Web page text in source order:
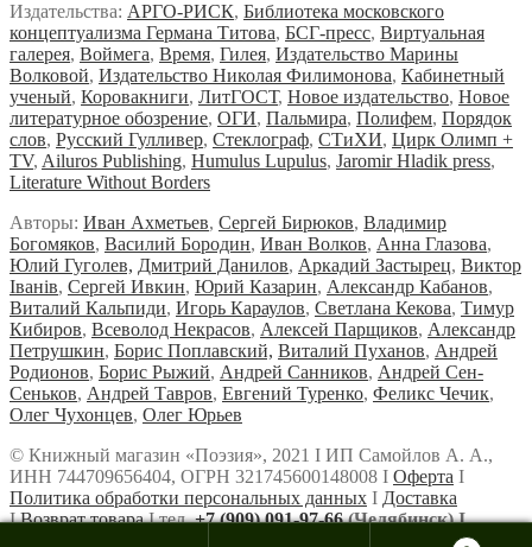
Издательства: АРГО-РИСК, Библиотека московского
концептуализма Германа Титова, БСГ-пресс, Виртуальная
галерея, Воймега, Время, Гилея, Издательство Марины
Волковой, Издательство Николая Филимонова, Кабинетный
ученый, Коровакниги, ЛитГОСТ, Новое издательство, Новое
литературное обозрение, ОГИ, Пальмира, Полифем, Порядок
слов, Русский Гулливер, Стеклограф, СТиХИ, Цирк Олимп +
TV, Ailuros Publishing, Humulus Lupulus, Jaromir Hladik press,
Literature Without Borders
Авторы: Иван Ахметьев, Сергей Бирюков, Владимир
Богомяков, Василий Бородин, Иван Волков, Анна Глазова,
Юлий Гуголев, Дмитрий Данилов, Аркадий Застырец, Виктор
Iванiв, Сергей Ивкин, Юрий Казарин, Александр Кабанов,
Виталий Кальпиди, Игорь Караулов, Светлана Кекова, Тимур
Кибиров, Всеволод Некрасов, Алексей Парщиков, Александр
Петрушкин, Борис Поплавский, Виталий Пуханов, Андрей
Родионов, Борис Рыжий, Андрей Санников, Андрей Сен-
Сеньков, Андрей Тавров, Евгений Туренко, Феликс Чечик,
Олег Чухонцев, Олег Юрьев
© Книжный магазин «Поэзия», 2021 Ι ИП Самойлов А. А.,
ИНН 744709656404, ОГРН 321745600148008 Ι Оферта Ι
Политика обработки персональных данных Ι Доставка
ΙВозврат товараΙ тел.+7 (909) 091-97-66(Челябинск) Ι